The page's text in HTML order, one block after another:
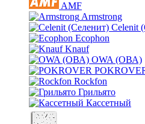
AMF
Armstrong
Celenit
Ecophon
Knauf
OWA (ОВА)
Rockfon
Грильято
Кассетный